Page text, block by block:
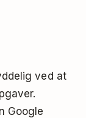
ved at
Google